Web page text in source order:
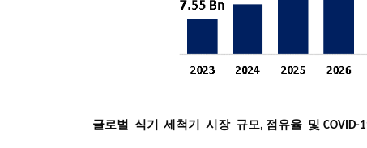
글로벌 식기 세척기 시장 규모, 점유율 및 COVID-